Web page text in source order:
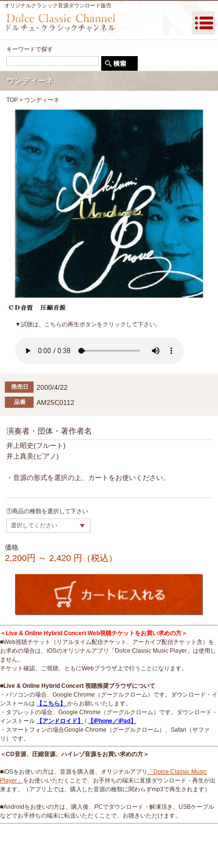
オリジナルクラシック音源ダウンロード販売
キーワードで探す
ウンディーネ
TOP > ウンディーネ
▼試聴は、こちらの再生ボタンをクリックして下さい。
2000/4/22
AM25C0112
演奏者・団体・著作者名
井上昭史(フルート)
井上真美(ピアノ)
・音源の形式を選択の上、カートをお使いください。
①商品の種類を選択して下さい
価格
2,200円 ～ 2,420 円（税込）
＜Live & Online Hybrid Concert Web視聴チケットをお買い求めの方＞
■Web視聴チケット（リアルタイム配信チケット、アーカイブ配信チケット含）を
お求めの場合は、iOSのオリジナルアプリ「Dolce Classic Music Player」は使用し
ません。
チケット確認、ご視聴、ともにWebブラウザ上で行うことになります。
■Live & Online Hybrid Concert 視聴推奨ブラウザについて
・パソコンの場合、Google Chrome（グーグルクローム）です。ダウンロード・イ
ンストールは
【こちら】
からお願いいたします。
・タブレットの場合、Google Chrome（グーグルクローム）です。ダウンロード・
インストール
【アンドロイド】 /
【iPhone／iPad】
・スマートフォンの場合Google Chrome（グーグルクローム）、Safari（サファ
リ）です。
＜CD音源、圧縮音源、ハイレゾ音源をお買い求めの方＞
■iOSをお使いの方は、音源を購入後、オリジナルアプリ
「Dolce Classic Music
Player」 をお使いいただくことで、お手持ちの端末に直接ダウンロード・再生が出
来ます。（アプリ上では、購入した音源の種類に関わらずmp3で再生されます）
■Androidをお使いの方は、購入後、PCでダウンロード・解凍頂き、USBケーブル
などでお手持ちの端末に転送いただくことで、お聴きいただけます。